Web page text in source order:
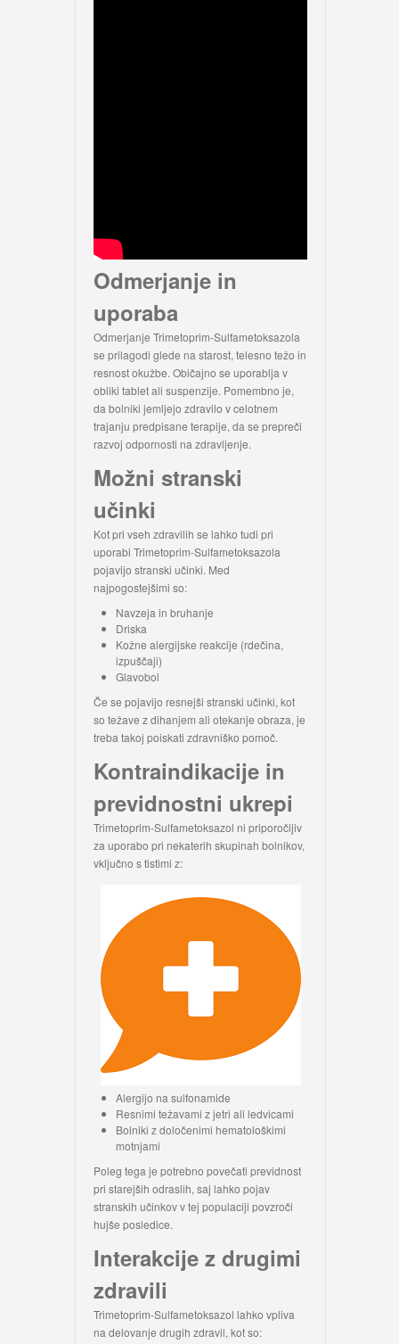
Odmerjanje in
uporaba
Odmerjanje Trimetoprim-Sulfametoksazola
se prilagodi glede na starost, telesno težo in
resnost okužbe. Običajno se uporablja v
obliki tablet ali suspenzije. Pomembno je,
da bolniki jemljejo zdravilo v celotnem
trajanju predpisane terapije, da se prepreči
razvoj odpornosti na zdravljenje.
Možni stranski
učinki
Kot pri vseh zdravilih se lahko tudi pri
uporabi Trimetoprim-Sulfametoksazola
pojavijo stranski učinki. Med
najpogostejšimi so:
Navzeja in bruhanje
Driska
Kožne alergijske reakcije (rdečina,
izpuščaji)
Glavobol
Če se pojavijo resnejši stranski učinki, kot
so težave z dihanjem ali otekanje obraza, je
treba takoj poiskati zdravniško pomoč.
Kontraindikacije in
previdnostni ukrepi
Trimetoprim-Sulfametoksazol ni priporočljiv
za uporabo pri nekaterih skupinah bolnikov,
vključno s tistimi z:
Alergijo na sulfonamide
Resnimi težavami z jetri ali ledvicami
Bolniki z določenimi hematološkimi
motnjami
Poleg tega je potrebno povečati previdnost
pri starejših odraslih, saj lahko pojav
stranskih učinkov v tej populaciji povzroči
hujše posledice.
Interakcije z drugimi
zdravili
Trimetoprim-Sulfametoksazol lahko vpliva
na delovanje drugih zdravil, kot so: